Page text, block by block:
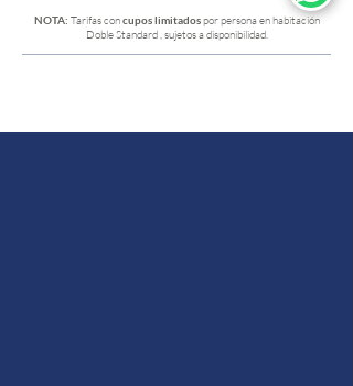
NOTA: Tarifas concupos limitadospor persona en habitación
Doble Standard , sujetos a disponibilidad.